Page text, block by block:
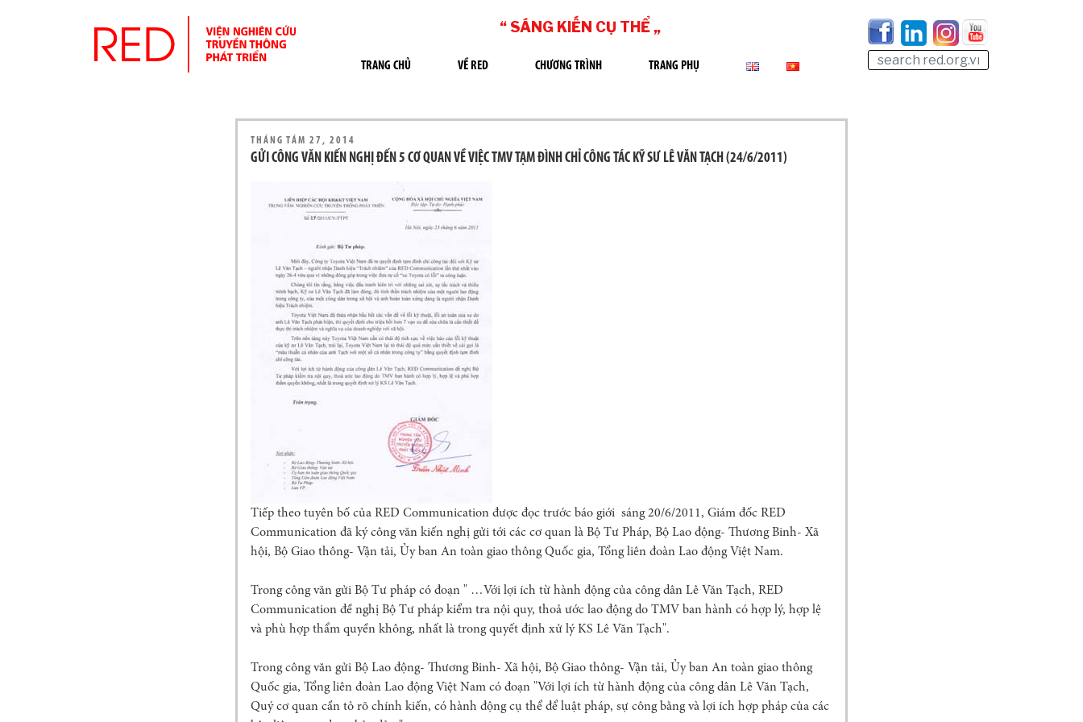
“ SÁNG KIẾN CỤ THỂ „
TRANG CHỦ VỀ RED CHƯƠNG TRÌNH TRANG PHỤ
THÁNG TÁM 27, 2014
GỬI CÔNG VĂN KIẾN NGHỊ ĐẾN 5 CƠ QUAN VỀ VIỆC TMV TẠM ĐÌNH CHỈ CÔNG TÁC KỸ SƯ LÊ VĂN TẠCH (24/6/2011)
Tiếp theo tuyên bố của RED Communication được đọc trước báo giới sáng 20/6/2011, Giám đốc RED
Communication đã ký công văn kiến nghị gửi tới các cơ quan là Bộ Tư Pháp, Bộ Lao động- Thương Binh- Xã
hội, Bộ Giao thông- Vận tải, Ủy ban An toàn giao thông Quốc gia, Tổng liên đoàn Lao động Việt Nam.
Trong công văn gửi Bộ Tư pháp có đoạn " …Với lợi ích từ hành động của công dân Lê Văn Tạch, RED
Communication đề nghị Bộ Tư pháp kiểm tra nội quy, thoả ước lao động do TMV ban hành có hợp lý, hợp lệ
và phù hợp thẩm quyền không, nhất là trong quyết định xử lý KS Lê Văn Tạch".
Trong công văn gửi Bộ Lao động- Thương Binh- Xã hội, Bộ Giao thông- Vận tải, Ủy ban An toàn giao thông
Quốc gia, Tổng liên đoàn Lao động Việt Nam có đoạn "Với lợi ích từ hành động của công dân Lê Văn Tạch,
Quý cơ quan cần tỏ rõ chính kiến, có hành động cụ thể để luật pháp, sự công bằng và lợi ích hợp pháp của các